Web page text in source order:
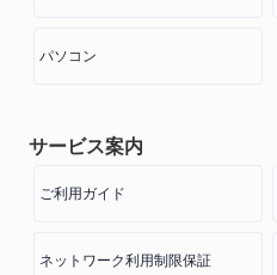
パソコン
サービス案内
ご利用ガイド
ネットワーク利用制限保証